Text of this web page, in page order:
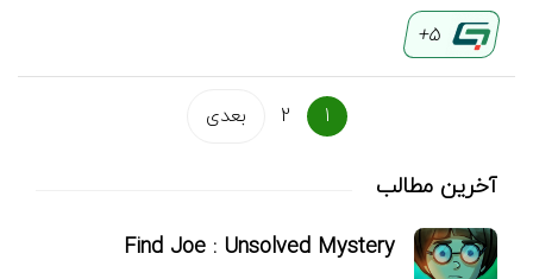
آخرین مطالب
Find Joe : Unsolved Mystery
5+
1
2 بعدی